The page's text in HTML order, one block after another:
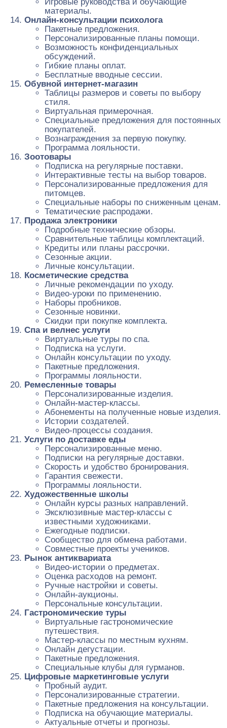
Игровые руководства и обучающие
материалы.
Онлайн-консультации психолога
Пакетные предложения.
Персонализированные планы помощи.
Возможность конфиденциальных
обсуждений.
Гибкие планы оплат.
Бесплатные вводные сессии.
Обувной интернет-магазин
Таблицы размеров и советы по выбору
стиля.
Виртуальная примерочная.
Специальные предложения для постоянных
покупателей.
Вознаграждения за первую покупку.
Программа лояльности.
Зоотовары
Подписка на регулярные поставки.
Интерактивные тесты на выбор товаров.
Персонализированные предложения для
питомцев.
Специальные наборы по сниженным ценам.
Тематические распродажи.
Продажа электроники
Подробные технические обзоры.
Сравнительные таблицы комплектаций.
Кредиты или планы рассрочки.
Сезонные акции.
Личные консультации.
Косметические средства
Личные рекомендации по уходу.
Видео-уроки по применению.
Наборы пробников.
Сезонные новинки.
Скидки при покупке комплекта.
Спа и велнес услуги
Виртуальные туры по спа.
Подписка на услуги.
Онлайн консультации по уходу.
Пакетные предложения.
Программы лояльности.
Ремесленные товары
Персонализированные изделия.
Онлайн-мастер-классы.
Абонементы на полученные новые изделия.
Истории создателей.
Видео-процессы создания.
Услуги по доставке еды
Персонализированные меню.
Подписки на регулярные доставки.
Скорость и удобство бронирования.
Гарантия свежести.
Программы лояльности.
Художественные школы
Онлайн курсы разных направлений.
Эксклюзивные мастер-классы с
известными художниками.
Ежегодные подписки.
Сообщество для обмена работами.
Совместные проекты учеников.
Рынок антиквариата
Видео-истории о предметах.
Оценка расходов на ремонт.
Ручные настройки и советы.
Онлайн-аукционы.
Персональные консультации.
Гастрономические туры
Виртуальные гастрономические
путешествия.
Мастер-классы по местным кухням.
Онлайн дегустации.
Пакетные предложения.
Специальные клубы для гурманов.
Цифровые маркетинговые услуги
Пробный аудит.
Персонализированные стратегии.
Пакетные предложения на консультации.
Подписка на обучающие материалы.
Актуальные отчеты и прогнозы.